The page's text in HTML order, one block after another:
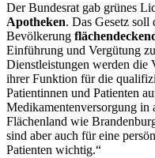
Der Bundesrat gab grünes
Apotheken. Das Gesetz soll
Bevölkerung
Einführung und Vergütung
Dienstleistungen werden
ihrer Funktion für die
Patientinnen und Patienten
Medikamentenversorgung in
Flächenland wie
sind aber auch für eine
Patienten wichtig.“